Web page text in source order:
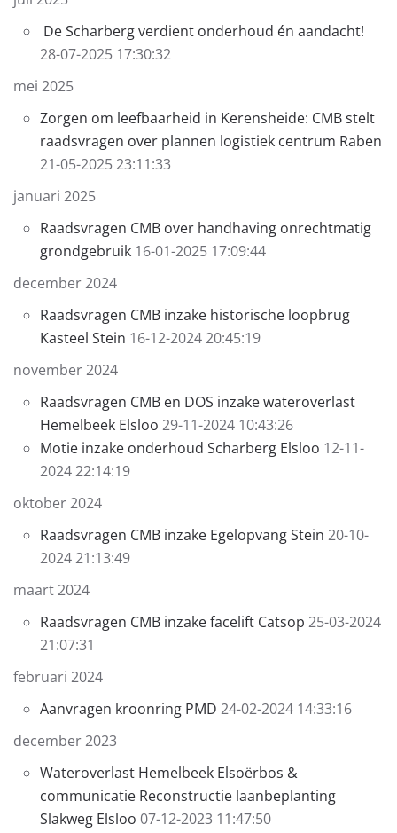
De Scharberg verdient onderhoud én aandacht!
28-07-2025 17:30:32
mei 2025
Zorgen om leefbaarheid in Kerensheide: CMB stelt
raadsvragen over plannen logistiek centrum Raben
21-05-2025 23:11:33
januari 2025
Raadsvragen CMB over handhaving onrechtmatig
grondgebruik 16-01-2025 17:09:44
december 2024
Raadsvragen CMB inzake historische loopbrug
Kasteel Stein 16-12-2024 20:45:19
november 2024
Raadsvragen CMB en DOS inzake wateroverlast
Hemelbeek Elsloo 29-11-2024 10:43:26
Motie inzake onderhoud Scharberg Elsloo 12-11-
2024 22:14:19
oktober 2024
Raadsvragen CMB inzake Egelopvang Stein 20-10-
2024 21:13:49
maart 2024
Raadsvragen CMB inzake facelift Catsop 25-03-2024
21:07:31
februari 2024
Aanvragen kroonring PMD 24-02-2024 14:33:16
december 2023
Wateroverlast Hemelbeek Elsoërbos &
communicatie Reconstructie laanbeplanting
Slakweg Elsloo 07-12-2023 11:47:50